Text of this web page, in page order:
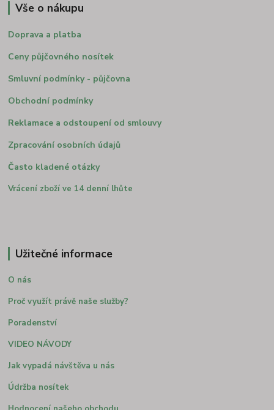
Vše o nákupu
Doprava a platba
Ceny půjčovného nosítek
Smluvní podmínky - půjčovna
Obchodní podmínky
Reklamace a odstoupení od smlouvy
Zpracování osobních údajů
Často kladené otázky
Vrácení zboží ve 14 denní lhůte
Užitečné informace
O nás
Proč využít právě naše služby?
Poradenství
VIDEO NÁVODY
Jak vypadá návštěva u nás
Údržba nosítek